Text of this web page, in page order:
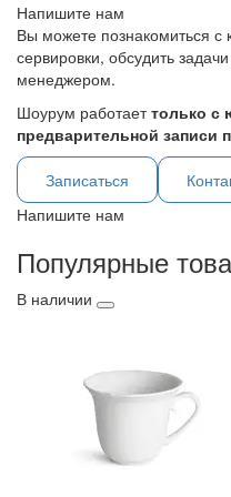
Напишите нам
Вы можете познакомиться
сервировки, обсудить
менеджером.
Шоурум работаеттолько с
предварительной записи
Записаться
Напишите нам
Популярные
В наличии